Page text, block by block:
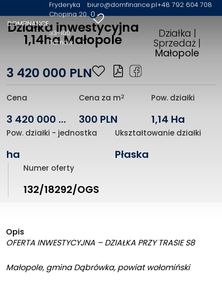
DOMFINANCE
Fryderyka
Chopina 20
33-100
Tarnów
biuro@domfinance.pl+48 792 604 708
0
Działka inwestycyjna
1,14ha Małopole Działka |
Sprzedaż |
Małopole
3 420 000 PLN
Cena
3 420 000 PLN
Cena za m2
300 PLN
Pow. działki
1,14 Ha
Pow. działki - jednostka
ha
Ukształtowanie działki
Płaska
Numer oferty
132/18292/OGS
Opis
OFERTA INWESTYCYJNA – DZIAŁKA PRZY TRASIE S8
Małopole, gmina Dąbrówka, powiat wołomiński